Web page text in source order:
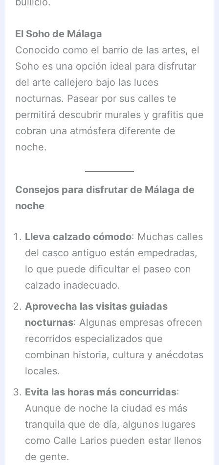
El Soho de Málaga
Conocido como el barrio de las artes, el
Soho es una opción ideal para disfrutar
del arte callejero bajo las luces
nocturnas. Pasear por sus calles te
permitirá descubrir murales y grafitis que
cobran una atmósfera diferente de
noche.
Consejos para disfrutar de Málaga de
noche
Lleva calzado cómodo: Muchas calles
del casco antiguo están empedradas,
lo que puede dificultar el paseo con
calzado inadecuado.
Aprovecha las visitas guiadas
nocturnas: Algunas empresas ofrecen
recorridos especializados que
combinan historia, cultura y anécdotas
locales.
Evita las horas más concurridas:
Aunque de noche la ciudad es más
tranquila que de día, algunos lugares
como Calle Larios pueden estar llenos
de gente.